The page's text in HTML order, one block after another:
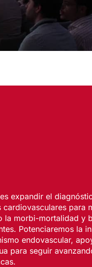
expandir el
cardiovasculares para
la morbi-mortalidad y
Potenciaremos la
endovascular,
para seguir